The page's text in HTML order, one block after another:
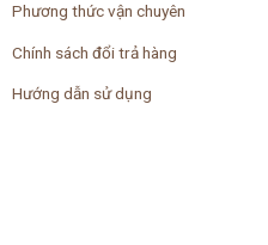
Phương thức vận chuyên
Chính sách đổi trả hàng
Hướng dẫn sử dụng